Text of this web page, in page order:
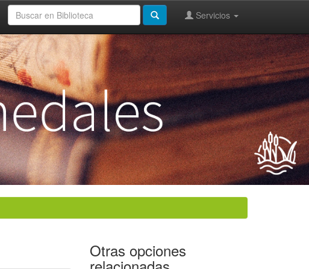
Servicios
Otras opciones